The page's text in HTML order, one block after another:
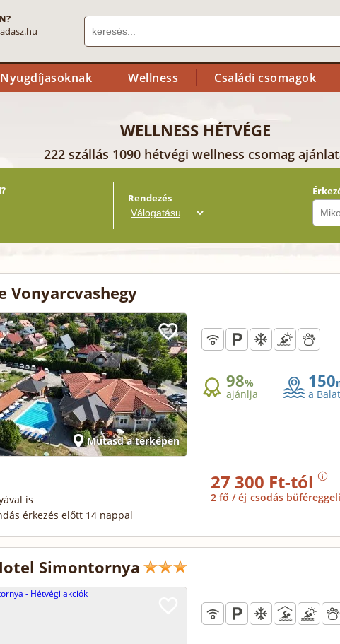
Nyugdíjasoknak Wellness Családi csomagok
WELLNESS HÉTVÉGE
222 szállás 1090 hétvégi wellness csomag
Rendezés
Vonyarcvashegy
Mutasd a térképen
98%
ajánlja
150
a
is
érkezés előtt 14 nappal
27 300 Ft-tól
2 fő / éj csodás
Simontornya